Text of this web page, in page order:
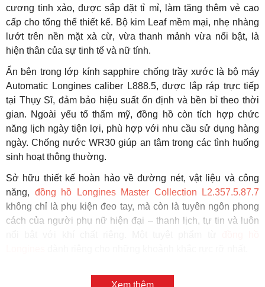
cương tinh xảo, được sắp đặt tỉ mỉ, làm tăng thêm vẻ cao
cấp cho tổng thể thiết kế. Bộ kim Leaf mềm mại, nhẹ nhàng
lướt trên nền mặt xà cừ, vừa thanh mảnh vừa nổi bật, là
hiện thân của sự tinh tế và nữ tính.
Ẩn bên trong lớp kính sapphire chống trầy xước là bộ máy
Automatic Longines caliber L888.5, được lắp ráp trực tiếp
tại Thụy Sĩ, đảm bảo hiệu suất ổn định và bền bỉ theo thời
gian. Ngoài yếu tố thẩm mỹ, đồng hồ còn tích hợp chức
năng lịch ngày tiện lợi, phù hợp với nhu cầu sử dụng hàng
ngày. Chống nước WR30 giúp an tâm trong các tình huống
sinh hoạt thông thường.
Sở hữu thiết kế hoàn hảo về đường nét, vật liệu và công
năng, đồng hồ Longines Master Collection L2.357.5.87.7
không chỉ là phụ kiện đeo tay, mà còn là tuyên ngôn phong
cách của người phụ nữ hiện đại – thanh lịch, tự tin và luôn